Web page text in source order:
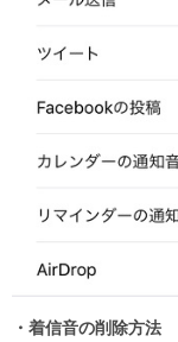
・着信音の削除方法